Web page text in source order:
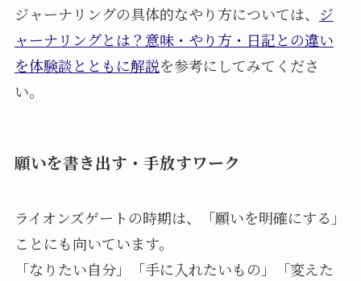
ジャーナリングの具体的なやり方については、 ジ
ャーナリングとは？意味・やり方・日記との違い
を体験談とともに解説を参考にしてみてくださ
い。
願いを書き出す・手放すワーク
ライオンズゲートの時期は、「願いを明確にする」
ことにも向いています。
「なりたい自分」「手に入れたいもの」「変えた